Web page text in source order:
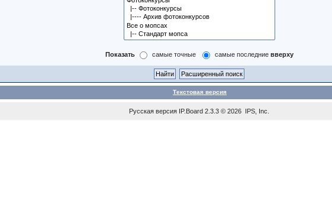
Показать самые точные самые последние вверху
Текстовая версия
Русская версия IP.Board 2.3.3 © 2026 IPS, Inc